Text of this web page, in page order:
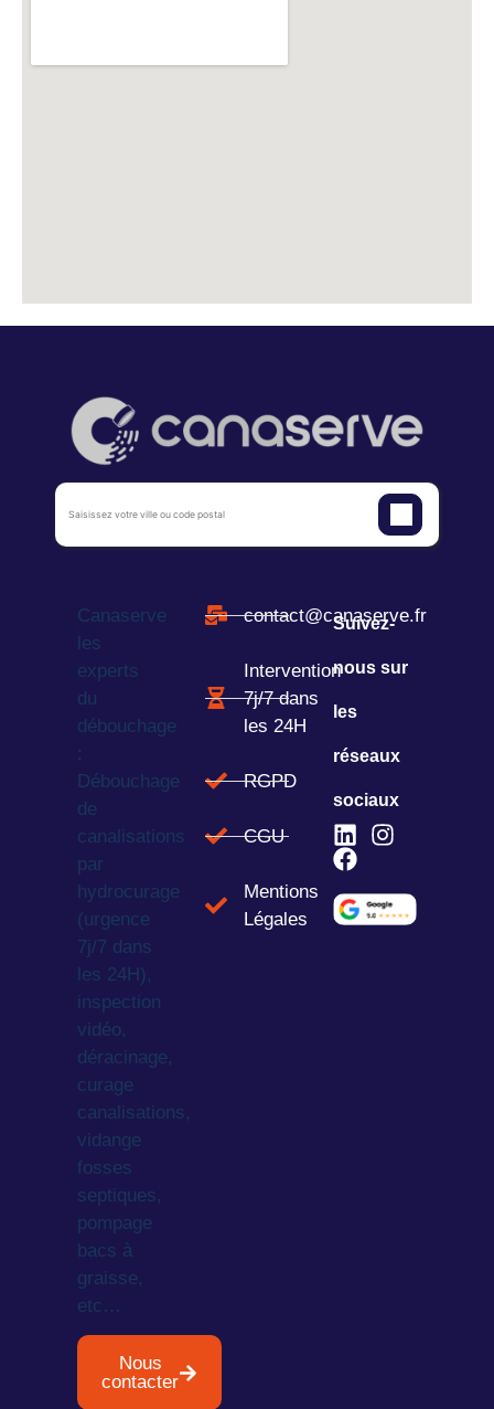
Canaserve
les
experts
du
débouchage
:
Débouchage
de
canalisations
par
hydrocurage
(urgence
7j/7 dans
les 24H),
inspection
vidéo,
déracinage,
curage
canalisations,
vidange
fosses
septiques,
pompage
bacs à
graisse,
etc…
Nous
contacter
contact@canaserve.fr
Intervention
7j/7 dans
les 24H
RGPD
CGU
Mentions
Légales
Suivez-
nous sur
les
réseaux
sociaux